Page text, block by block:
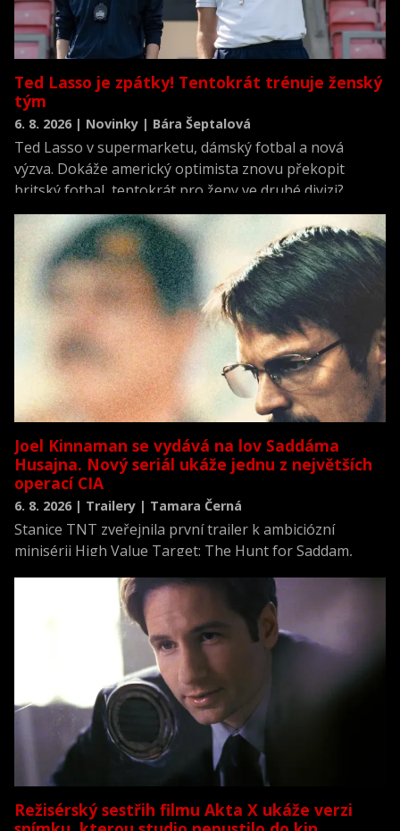
Ted Lasso je zpátky! Tentokrát trénuje ženský
tým
6. 8. 2026 | Novinky | Bára Šeptalová
Ted Lasso v supermarketu, dámský fotbal a nová
výzva. Dokáže americký optimista znovu překopit
britský fotbal, tentokrát pro ženy ve druhé divizi?
Joel Kinnaman se vydává na lov Saddáma
Husajna. Nový seriál ukáže jednu z největších
operací CIA
6. 8. 2026 | Trailery | Tamara Černá
Stanice TNT zveřejnila první trailer k ambiciózní
minisérii High Value Target: The Hunt for Saddam,
která se vrací k jednomu z nejvýznamnějších okamžiků
novodobých dějin.
Režisérský sestřih filmu Akta X ukáže verzi